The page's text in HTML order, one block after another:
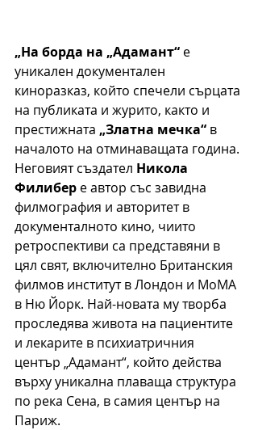
„На борда на „Адамант“ е
уникален документален
киноразказ, който спечели сърцата
на публиката и журито, както и
престижната „Златна мечка“ в
началото на отминаващата година.
Неговият създател Никола
Филибер е автор със завидна
филмография и авторитет в
документалното кино, чиито
ретроспективи са представяни в
цял свят, включително Британския
филмов институт в Лондон и МоМА
в Ню Йорк. Най-новата му творба
проследява живота на пациентите
и лекарите в психиатричния
център „Адамант“, който действа
върху уникална плаваща структура
по река Сена, в самия център на
Париж.